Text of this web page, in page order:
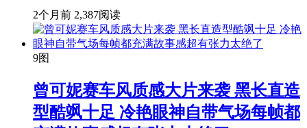
2个月前 2,387阅读
9图
曾可妮赛车风质感大片来袭 黑长直造
型酷飒十足 冷艳眼神自带气场每帧都